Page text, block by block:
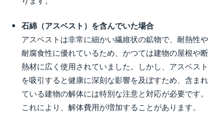
石綿（アスベスト）を含んでいた場合
アスベストは非常に細かい繊維状の鉱物で、耐熱性や
耐腐食性に優れているため、かつては建物の屋根や断
熱材に広く使用されていました。しかし、アスベスト
を吸引すると健康に深刻な影響を及ぼすため、含まれ
ている建物の解体には特別な注意と対応が必要です。
これにより、解体費用が増加することがあります。